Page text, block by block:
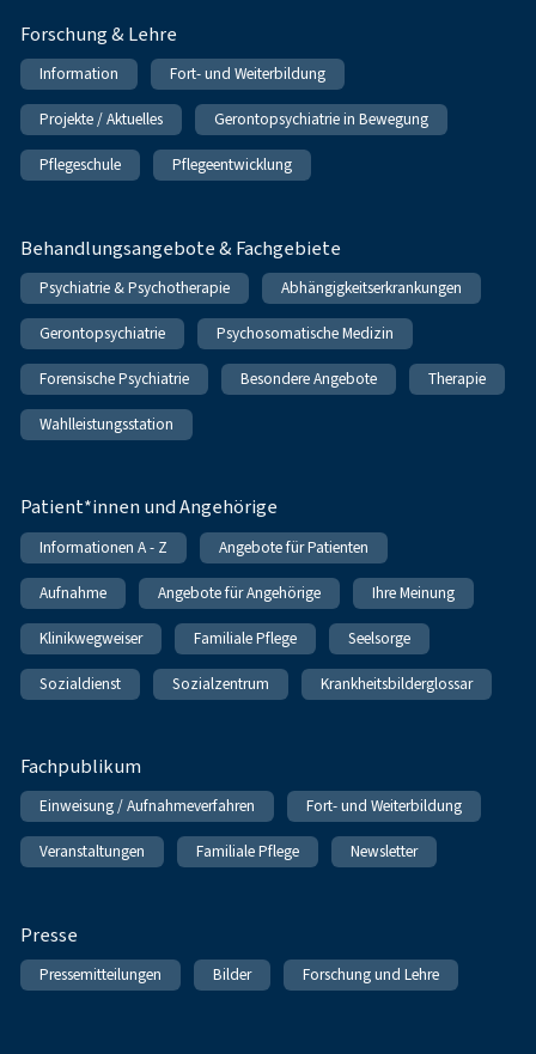
Forschung & Lehre
Information Fort- und Weiterbildung
Projekte / Aktuelles Gerontopsychiatrie in Bewegung
Pflegeschule Pflegeentwicklung
Behandlungsangebote & Fachgebiete
Psychiatrie & Psychotherapie Abhängigkeitserkrankungen
Gerontopsychiatrie Psychosomatische Medizin
Forensische Psychiatrie Besondere Angebote Therapie
Wahlleistungsstation
Patient*innen und Angehörige
Informationen A - Z Angebote für Patienten
Aufnahme Angebote für Angehörige Ihre Meinung
Klinikwegweiser Familiale Pflege Seelsorge
Sozialdienst Sozialzentrum Krankheitsbilderglossar
Fachpublikum
Einweisung / Aufnahmeverfahren Fort- und Weiterbildung
Veranstaltungen Familiale Pflege Newsletter
Presse
Pressemitteilungen Bilder Forschung und Lehre